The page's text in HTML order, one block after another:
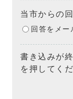
当市からの
回答をメー
書き込みが
を押してく